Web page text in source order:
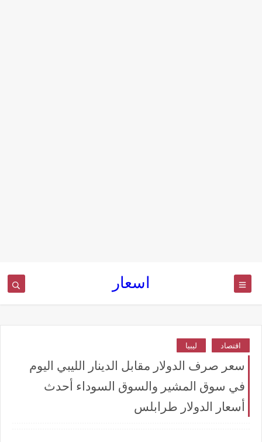
اسعار
اقتصاد ليبيا
سعر صرف الدولار مقابل الدينار الليبي اليوم
في سوق المشير والسوق السوداء أحدث
أسعار الدولار طرابلس